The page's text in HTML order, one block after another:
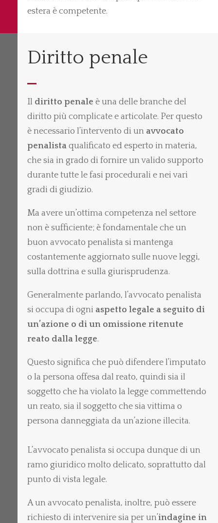
estera è competente.
Diritto penale
Il diritto penale è una delle branche del
diritto più complicate e articolate. Per questo
è necessario l’intervento di un avvocato
penalista qualificato ed esperto in materia,
che sia in grado di fornire un valido supporto
durante tutte le fasi procedurali e nei vari
gradi di giudizio.
Ma avere un’ottima competenza nel settore
non è sufficiente; è fondamentale che un
buon avvocato penalista si mantenga
costantemente aggiornato sulle nuove leggi,
sulla dottrina e sulla giurisprudenza.
Generalmente parlando, l’avvocato penalista
si occupa di ogni aspetto legale a seguito di
un’azione o di un omissione ritenute
reato dalla legge.
Questo significa che può difendere l’imputato
o la persona offesa dal reato, quindi sia il
soggetto che ha violato la legge commettendo
un reato, sia il soggetto che sia vittima o
persona danneggiata da un’azione illecita.
L’avvocato penalista si occupa dunque di un
ramo giuridico molto delicato, soprattutto dal
punto di vista legale.
A un avvocato penalista, inoltre, può essere
richiesto di intervenire sia per un’indagine in